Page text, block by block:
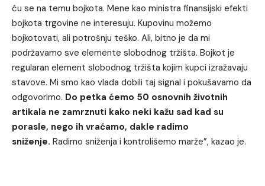
ću se na temu bojkota. Mene kao ministra finansijski efekti
bojkota trgovine ne interesuju. Kupovinu možemo
bojkotovati, ali potrošnju teško. Ali, bitno je da mi
podržavamo sve elemente slobodnog tržišta. Bojkot je
regularan element slobodnog tržišta kojim kupci izražavaju
stavove. Mi smo kao vlada dobili taj signal i pokušavamo da
odgovorimo. Do petka ćemo 50 osnovnih životnih
artikala ne zamrznuti kako neki kažu sad kad su
porasle, nego ih vraćamo, dakle radimo
sniženje. Radimo sniženja i kontrolišemo marže”, kazao je.